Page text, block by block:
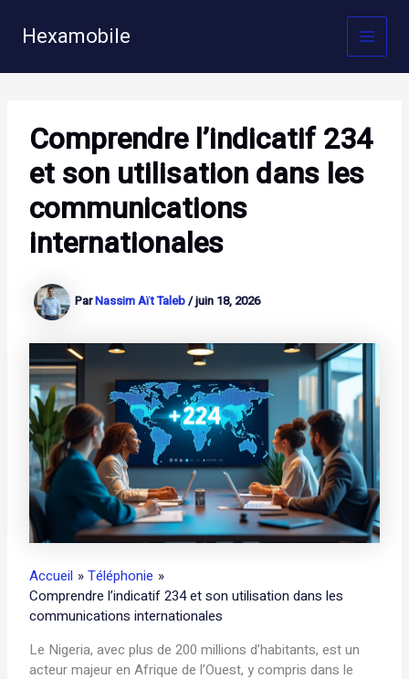
contenuHexamobile
Comprendre l’indicatif 234
et son utilisation dans les
communications
internationales
ParNassim Aït Taleb/juin 18, 2026
Accueil
Téléphonie
Comprendre l’indicatif 234 et son utilisation dans les
communications internationales
Le Nigeria, avec plus de 200 millions d’habitants, est un
acteur majeur en Afrique de l’Ouest, y compris dans le